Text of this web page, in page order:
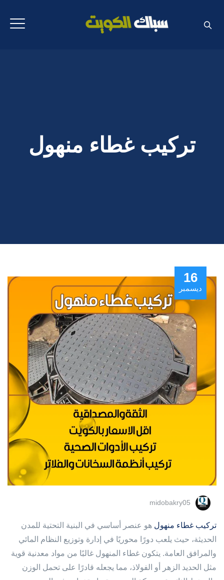
تركيب غطاء منهول
16
ديسمبر
midobakry05
تركيب غطاء منهول هو عنصر أساسي في البنية التحتية للمدن
الحديثة، حيث يلعب دورًا محوريًا في إدارة وتوزيع النظام المائي
والمرافق العامة. يتكون غطاء المنهول غالبًا من مواد معدنية قوية
مثل الحديد الزهر أو الفولاذ، مما يجعله قادرًا على تحمل الوزن